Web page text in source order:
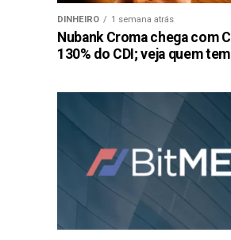
DINHEIRO 1 semana atrás
Nubank Croma chega com
130% do CDI; veja quem